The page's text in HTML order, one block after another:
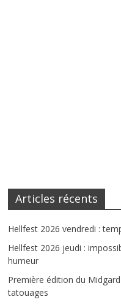
Articles récents
Hellfest 2026 vendredi :
Hellfest 2026 jeudi :
humeur
Première édition du
tatouages